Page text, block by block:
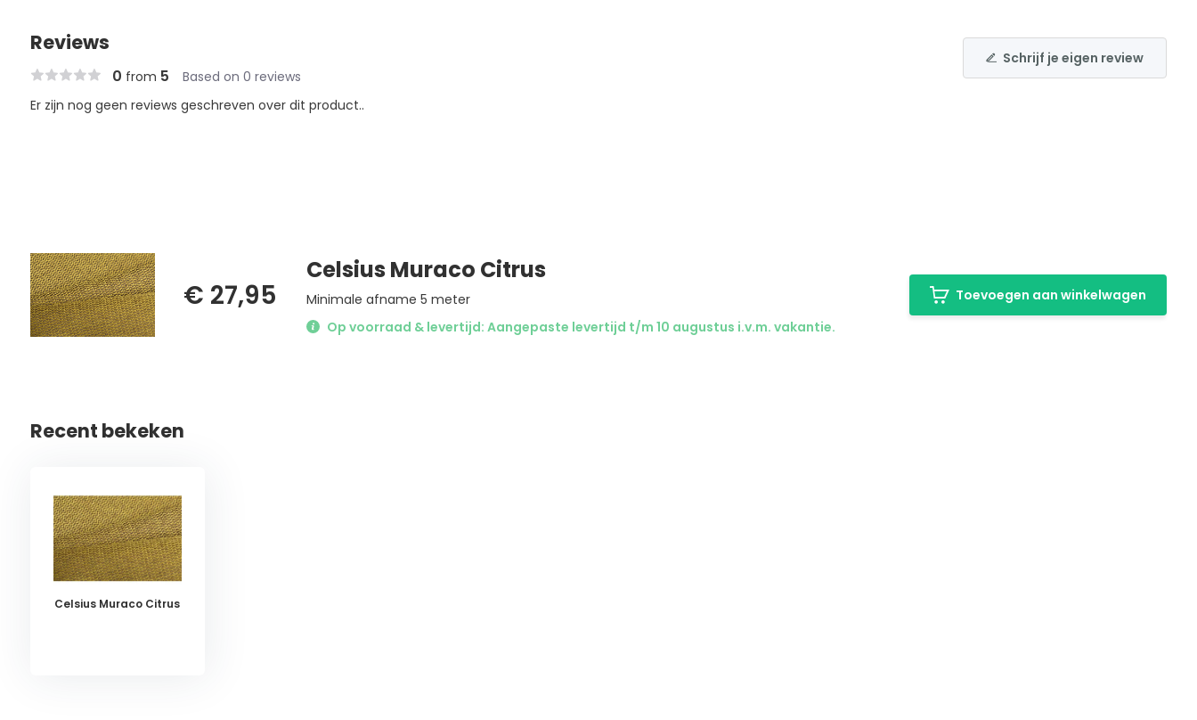
Reviews
0 from 5 Based on 0 reviews
Schrijf je eigen review
Er zijn nog geen reviews geschreven over dit product..
€ 27,95
Celsius Muraco Citrus
Minimale afname 5 meter
Op voorraad & levertijd: Aangepaste levertijd t/m 10 augustus i.v.m. vakantie.
Toevoegen aan winkelwagen
Recent bekeken
Celsius Muraco Citrus